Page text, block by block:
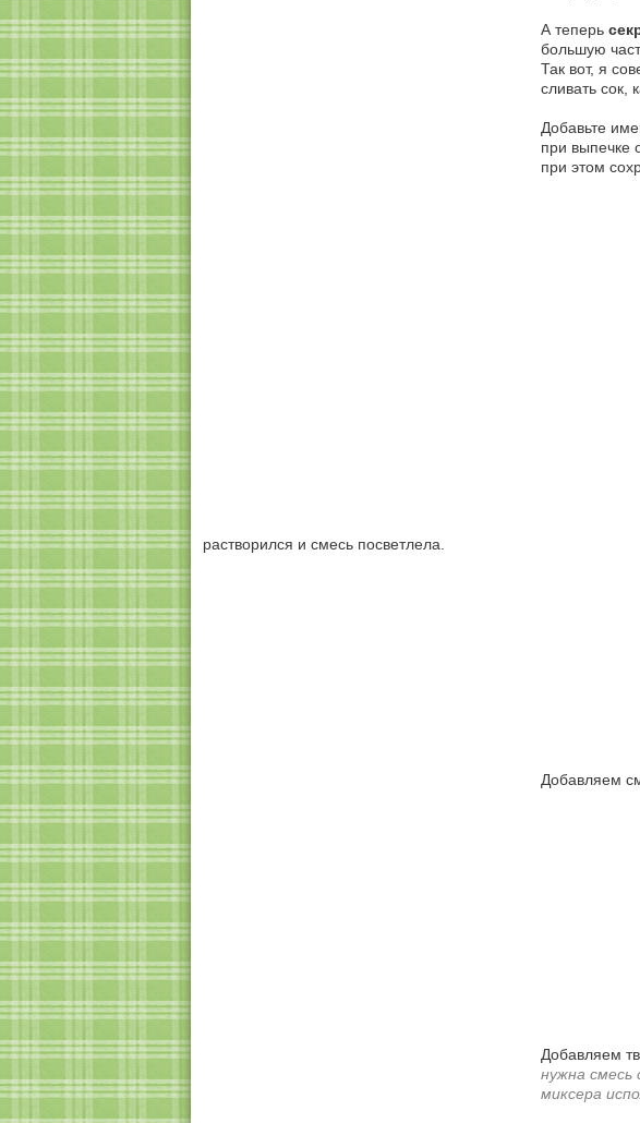
А теперь
большую
Так вот, я
сливать сок,
Добавьте
при выпечке
при этом
растворился и смесь посветлела.
Добавляем
Добавляем
нужна смесь
миксера